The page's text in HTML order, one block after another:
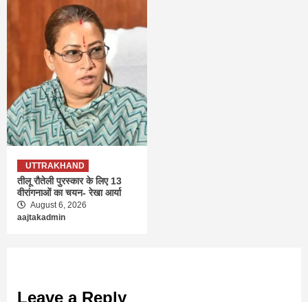
UTTRAKHAND
तीलू रौतेली पुरस्कार के लिए 13
वीरांगनाओं का चयन- रेखा आर्या
August 6, 2026
aajtakadmin
Leave a Reply